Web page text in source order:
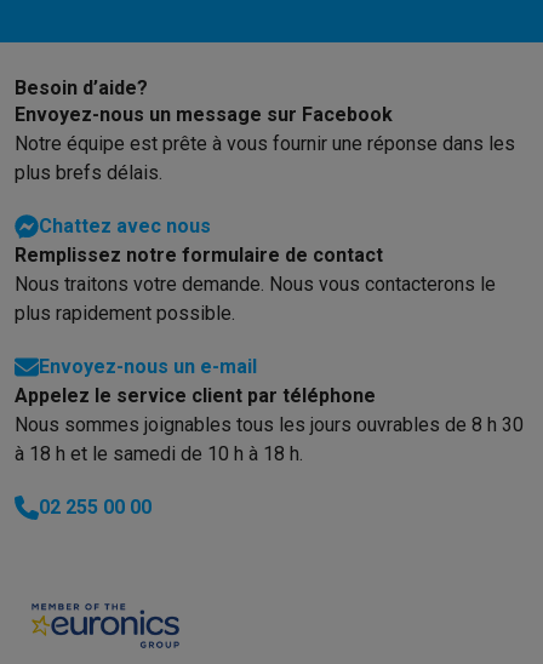
Besoin d’aide?
Envoyez-nous un message sur Facebook
Notre équipe est prête à vous fournir une réponse dans les
plus brefs délais.
Chattez avec nous
Remplissez notre formulaire de contact
Nous traitons votre demande. Nous vous contacterons le
plus rapidement possible.
Envoyez-nous un e-mail
Appelez le service client par téléphone
Nous sommes joignables tous les jours ouvrables de 8 h 30
à 18 h et le samedi de 10 h à 18 h.
02 255 00 00